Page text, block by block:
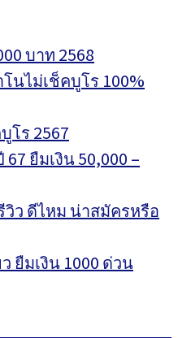
บาท 2568
นไม่เช็คบูโร 100%
โร 2567
ยืมเงิน 50,000 –
วิว ดีไหม น่าสมัครหรือ
ยืมเงิน 1000 ด่วน